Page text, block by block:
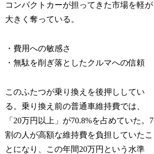
コンパクトカーが担ってきた市場を軽が
大きく奪っている。
・費用への敏感さ
・無駄を削ぎ落としたクルマへの信頼
このふたつが乗り換えを後押ししてい
る。乗り換え前の普通車維持費では、
「20万円以上」が70.8%を占めていた。7
割の人が高額な維持費を負担していたこ
とになり、この年間20万円という水準